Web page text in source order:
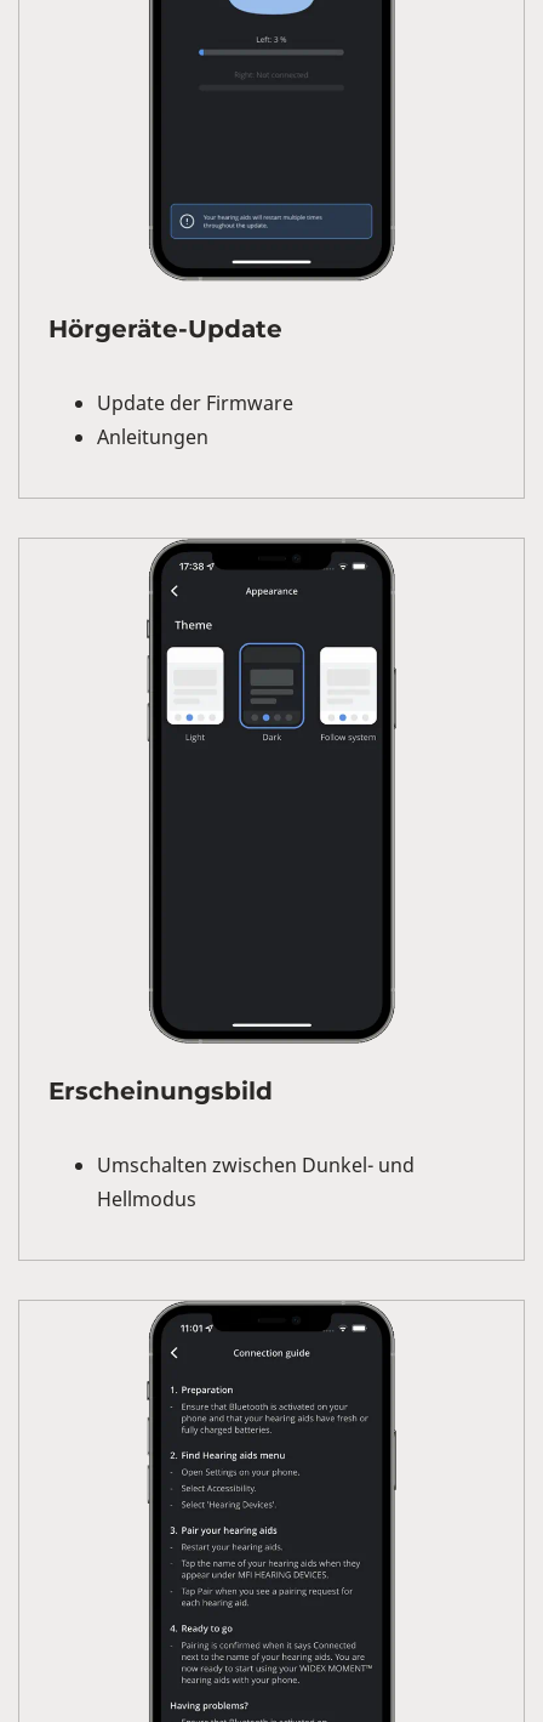
Hörgeräte-Update
Update der Firmware
Anleitungen
Erscheinungsbild
Umschalten zwischen Dunkel- und
Hellmodus